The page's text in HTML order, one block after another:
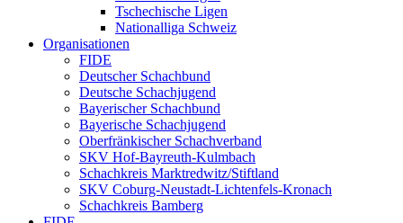
Tschechische Ligen
Nationalliga Schweiz
Organisationen
FIDE
Deutscher Schachbund
Deutsche Schachjugend
Bayerischer Schachbund
Bayerische Schachjugend
Oberfränkischer Schachverband
SKV Hof-Bayreuth-Kulmbach
Schachkreis Marktredwitz/Stiftland
SKV Coburg-Neustadt-Lichtenfels-Kronach
Schachkreis Bamberg